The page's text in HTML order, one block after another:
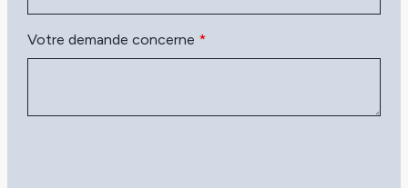
Votre demande concerne *